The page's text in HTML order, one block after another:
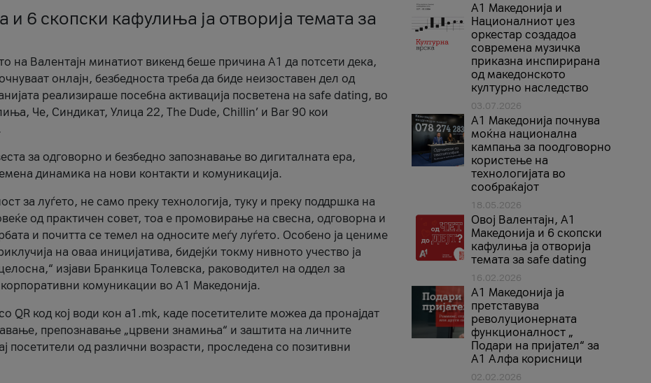
и 6 скопски кафулиња ја отворија темата за
на Валентајн минатиот викенд беше причина А1 да потсети дека,
онлајн, безбедноста треба да биде неизоставен дел од
реализираше посебна активација посветена на safe dating, во
Че, Синдикат, Улица 22, The Dude, Chillin’ и Bar 90 кои
за одговорно и безбедно запознавање во дигиталната ера,
динамика на нови контакти и комуникација.
за луѓето, не само преку технологија, туку и преку поддршка на
од практичен совет, тоа е промовирање на свесна, одговорна и
и почитта се темел на односите меѓу луѓето. Особено ја цениме
на оваа иницијатива, бидејќи токму нивното учество ја
изјави Бранкица Толевска, раководител на оддел за
комуникации во А1 Македонија.
QR код кој води кон a1.mk, каде посетителите можеа да пронајдат
препознавање „црвени знамиња“ и заштита на личните
посетители од различни возрасти, проследена со позитивни
А1 Македонија и
Националниот џез
оркестар создадоа
современа музичка
приказна инспирирана
од македонското
културно наследство
03.07.2026
A1 Македонија почнува
моќна национална
кампања за поодговорно
користење на
технологијата во
сообраќајот
18.05.2026
Овој Валентајн, A1
Македонија и 6 скопски
кафулиња ја отворија
темата за safe dating
16.02.2026
А1 Македонија ја
претставува
револуционерната
функционалност „
Подари на пријател“ за
А1 Алфа корисници
02.02.2026